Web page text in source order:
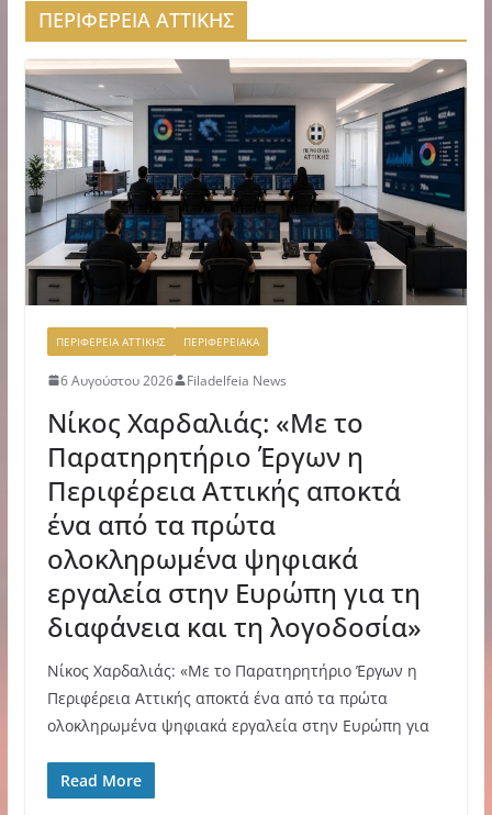
ΠΕΡΙΦΕΡΕΙΑ ΑΤΤΙΚΗΣ
ΠΕΡΙΦΕΡΕΙΑ ΑΤΤΙΚΗΣ ΠΕΡΙΦΕΡΕΙΑΚΑ
6 Αυγούστου 2026 Filadelfeia News
Νίκος Χαρδαλιάς: «Με το
Παρατηρητήριο Έργων η
Περιφέρεια Αττικής αποκτά
ένα από τα πρώτα
ολοκληρωμένα ψηφιακά
εργαλεία στην Ευρώπη για τη
διαφάνεια και τη λογοδοσία»
Νίκος Χαρδαλιάς: «Με το Παρατηρητήριο Έργων η
Περιφέρεια Αττικής αποκτά ένα από τα πρώτα
ολοκληρωμένα ψηφιακά εργαλεία στην Ευρώπη για
Read More